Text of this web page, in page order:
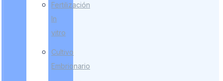
Fertilización
In
vitro
Cultivo
Embrionario